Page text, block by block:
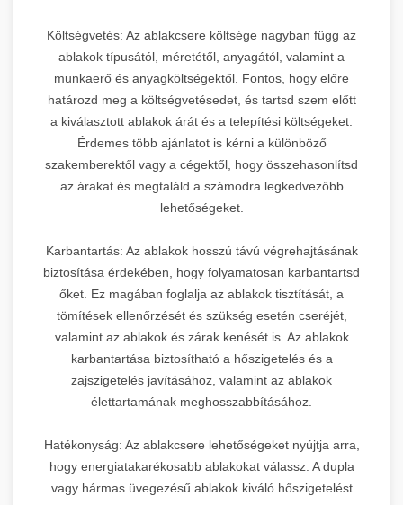
Költségvetés: Az ablakcsere költsége nagyban függ az
ablakok típusától, méretétől, anyagától, valamint a
munkaerő és anyagköltségektől. Fontos, hogy előre
határozd meg a költségvetésedet, és tartsd szem előtt
a kiválasztott ablakok árát és a telepítési költségeket.
Érdemes több ajánlatot is kérni a különböző
szakemberektől vagy a cégektől, hogy összehasonlítsd
az árakat és megtaláld a számodra legkedvezőbb
lehetőségeket.
Karbantartás: Az ablakok hosszú távú végrehajtásának
biztosítása érdekében, hogy folyamatosan karbantartsd
őket. Ez magában foglalja az ablakok tisztítását, a
tömítések ellenőrzését és szükség esetén cseréjét,
valamint az ablakok és zárak kenését is. Az ablakok
karbantartása biztosítható a hőszigetelés és a
zajszigetelés javításához, valamint az ablakok
élettartamának meghosszabbításához.
Hatékonyság: Az ablakcsere lehetőségeket nyújtja arra,
hogy energiatakarékosabb ablakokat válassz. A dupla
vagy hármas üvegezésű ablakok kiváló hőszigetelést